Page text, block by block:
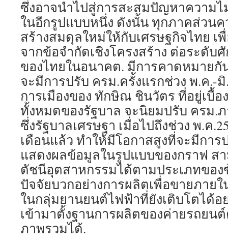
ซึ่งอาจนำไปสู่การสะสมปัญหาความ
ในอีกรูปแบบหนึ่ง ดังนั้น ทุกภาคส่วนค
สร้างสมดุลใหม่ให้กับเศรษฐกิจไทย เ
จากข้อจำกัดเชิงโครงสร้าง ต่อระดับ
ของไทยในอนาคต. มีการคาดหมายกั
จะมีการปรับ ครม.ครั้งแรกช่วง พ.ค.-
การเมืองของ ทักษิณ ชินวัตร ที่อยู่เบื้อ
ทั้งหมดของรัฐบาล จะนิยมปรับ ครม.ภ
ซึ่งรัฐบาลเศรษฐา เมื่อไปถึงช่วง พ.ค
เดือนแล้ว ทำให้มีโอกาสสูงที่จะมีการ
แสดงผลข้อมูลในรูปแบบของกราฟ ส
ดัชนีอุตสาหกรรมได้ตามประเภทขอ
ปัจจัยบวกอย่างการผลิตเพื่อขายภาย
ในกลุ่มยานยนต์ไฟฟ้าที่ยังเติบโตได้อ
เข้ามาตั้งฐานการผลิตของค่ายรถยน
ภาพรวมได้.